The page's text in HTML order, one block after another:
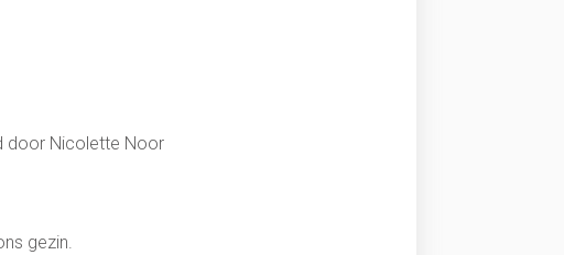
door Nicolette Noor
gezin.